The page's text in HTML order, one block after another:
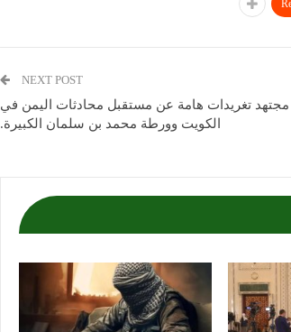
NEXT POST
مجتهد تغريدات هامة عن مستقبل محادثات اليمن في
الكويت وورطة محمد بن سلمان الكبيرة.